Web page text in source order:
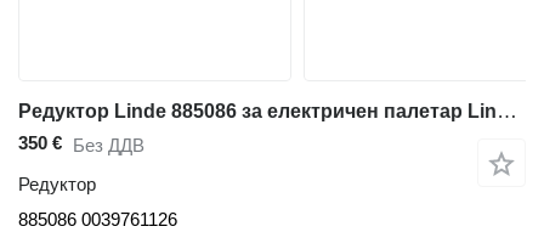
Редуктор Linde 885086 за електричен палетар Linde T20R
350 € Без ДДВ
Редуктор
885086 0039761126